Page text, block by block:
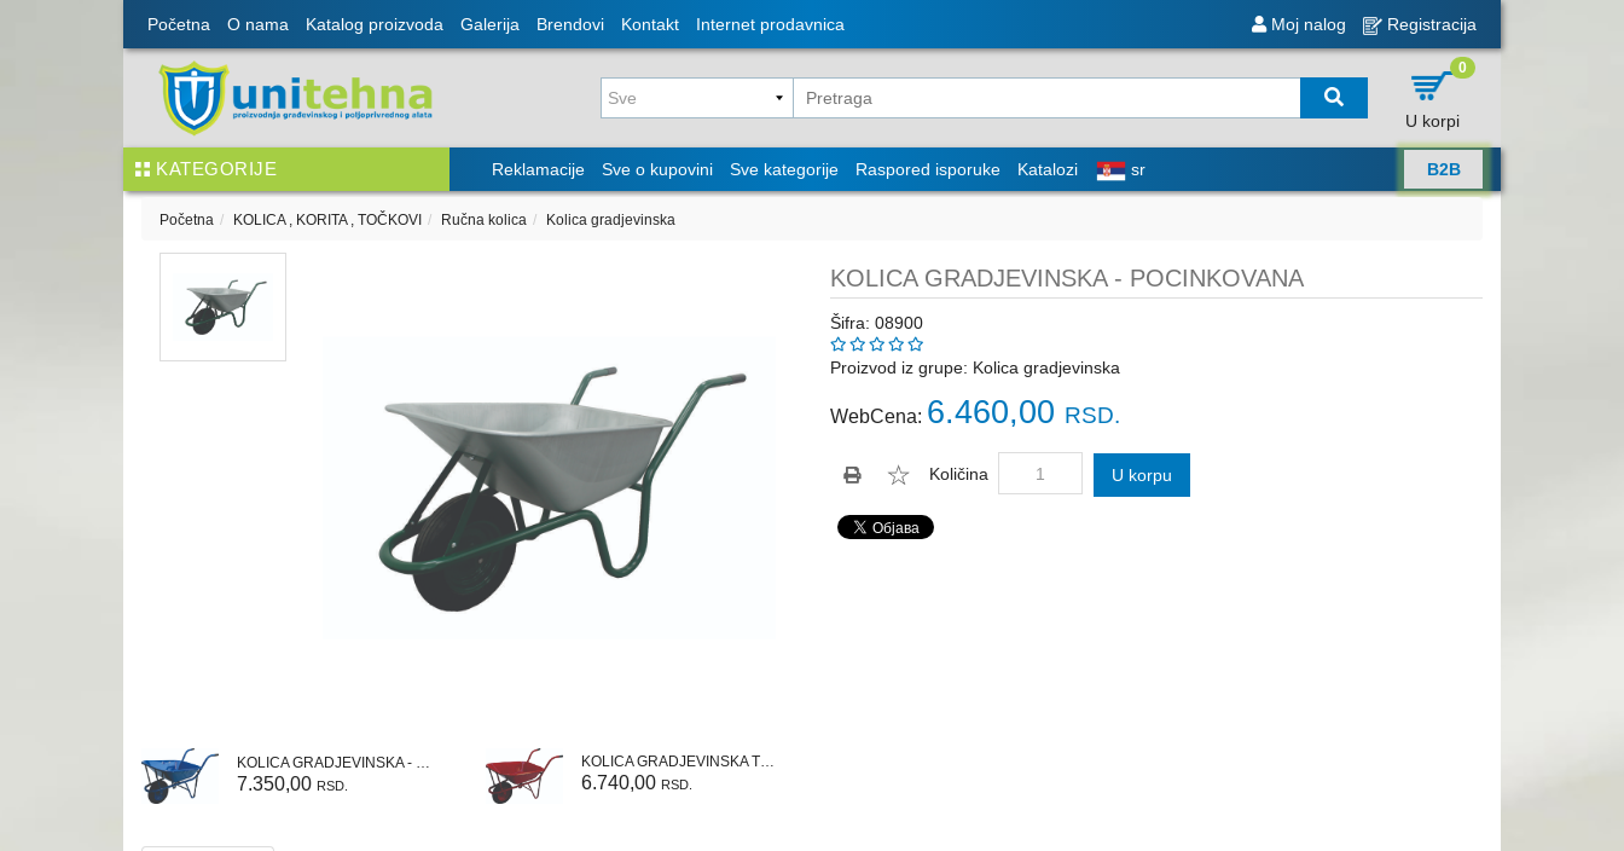
Početna O nama Katalog proizvoda Galerija Brendovi Kontakt Internet prodavnica Moj nalog Registracija
0
U korpi
KATEGORIJE Reklamacije Sve o kupovini Sve kategorije Raspored isporuke Katalozi sr B2B
Početna KOLICA , KORITA , TOČKOVI Ručna kolica Kolica gradjevinska
KOLICA GRADJEVINSKA - POCINKOVANA
Šifra: 08900
Proizvod iz grupe: Kolica gradjevinska
WebCena: 6.460,00 RSD.
Količina U korpu
7.350,00 RSD.
KOLICA GRADJEVINSKA TIP ''B'' - VARENA (crvena)
6.740,00 RSD.